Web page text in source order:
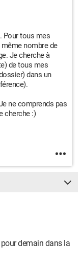
Pour tous mes
nombre de
Je cherche à
de tous mes
dans un
ne comprends pas
cherche :)
demain dans la